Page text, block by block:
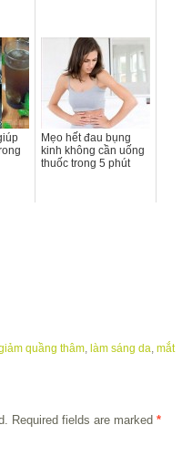
Mẹo hết đau bụng
kinh không cần uống
thuốc trong 5 phút
quầng thâm, làm sáng da, mắt
Required fields are marked *